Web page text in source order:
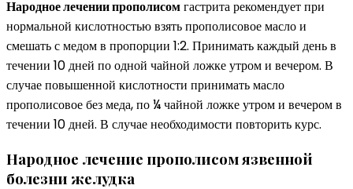
Народное лечении прополисомгастрита рекомендует при
нормальной кислотностью взять прополисовое масло и
смешать с медом в пропорции 1:2. Принимать каждый день в
течении 10 дней по одной чайной ложке утром и вечером. В
случае повышенной кислотности принимать масло
прополисовое без меда, по ¼ чайной ложке утром и вечером в
течении 10 дней. В случае необходимости повторить курс.
Народное лечение прополисом язвенной
болезни желудка